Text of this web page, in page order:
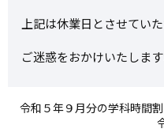
上記は休業日とさせていた
ご迷惑をおかけいたしま
令和５年９月分の学科時間